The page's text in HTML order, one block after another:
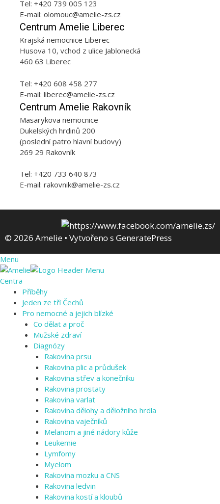
Tel: +420 739 005 123
E-mail: olomouc@amelie-zs.cz
Centrum Amelie Liberec
Krajská nemocnice Liberec
Husova 10, vchod z ulice Jablonecká
460 63 Liberec
Tel: +420 608 458 277
E-mail: liberec@amelie-zs.cz
Centrum Amelie Rakovník
Masarykova nemocnice
Dukelských hrdinů 200
(poslední patro hlavní budovy)
269 29 Rakovník
Tel: +420 733 640 873
E-mail: rakovnik@amelie-zs.cz
© 2026 Amelie • Vytvořeno s GeneratePress
Menu
Centra
Příběhy
Jeden ze tří Čechů
Pro nemocné a jejich blízké
Co dělat a proč
Mužské zdraví
Diagnózy
Rakovina prsu
Rakovina plic a průdušek
Rakovina střev a konečníku
Rakovina prostaty
Rakovina varlat
Rakovina dělohy a děložního hrdla
Rakovina vaječníků
Melanom a jiné nádory kůže
Leukemie
Lymfomy
Myelom
Rakovina mozku a CNS
Rakovina ledvin
Rakovina kostí a kloubů